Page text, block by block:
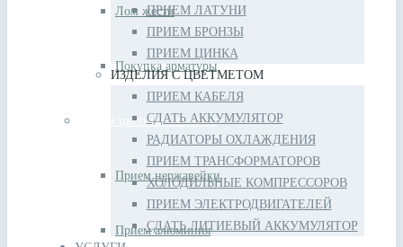
Лом жести
Покупка арматуры
Прием цветных металлов
Прием нержавейки
Прием алюминия
ПРИЕМ ЛАТУНИ
ПРИЕМ БРОНЗЫ
ПРИЕМ ЦИНКА
ИЗДЕЛИЯ С ЦВЕТМЕТОМ
ПРИЕМ КАБЕЛЯ
СДАТЬ АККУМУЛЯТОР
РАДИАТОРЫ ОХЛАЖДЕНИЯ
ПРИЕМ ТРАНСФОРМАТОРОВ
ХОЛОДИЛЬНЫЕ КОМПРЕССОРОВ
ПРИЕМ ЭЛЕКТРОДВИГАТЕЛЕЙ
СДАТЬ ЛИТИЕВЫЙ АККУМУЛЯТОР